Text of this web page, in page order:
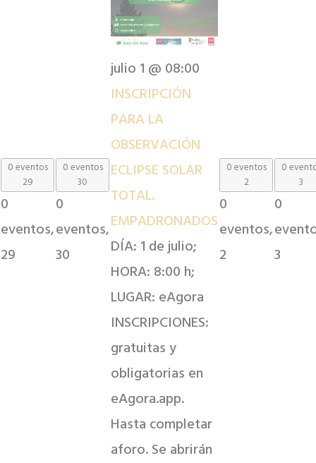
0 eventos
29
0
eventos,
29
0 eventos
30
0
eventos,
30
julio 1 @ 08:00
INSCRIPCIÓN
PARA LA
OBSERVACIÓN
ECLIPSE SOLAR
TOTAL.
EMPADRONADOS
DÍA: 1 de julio;
HORA: 8:00 h;
LUGAR: eAgora
INSCRIPCIONES:
gratuitas y
obligatorias en
eAgora.app.
Hasta completar
aforo. Se abrirán
0 eventos
2
0
eventos,
2
0
3
0
3